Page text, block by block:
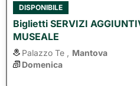
DISPONIBILE
Biglietti SERVIZI
MUSEALE
Palazzo Te ,
Mantova
Domenica